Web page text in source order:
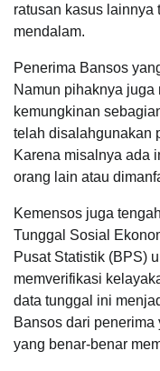
ratusan kasus lainnya
mendalam.
Penerima Bansos
Namun pihaknya
kemungkinan
telah disalahgunakan
Karena misalnya ada
orang lain atau
Kemensos juga
Tunggal Sosial
Pusat Statistik (BPS)
memverifikasi
data tunggal ini
Bansos dari
yang benar-benar